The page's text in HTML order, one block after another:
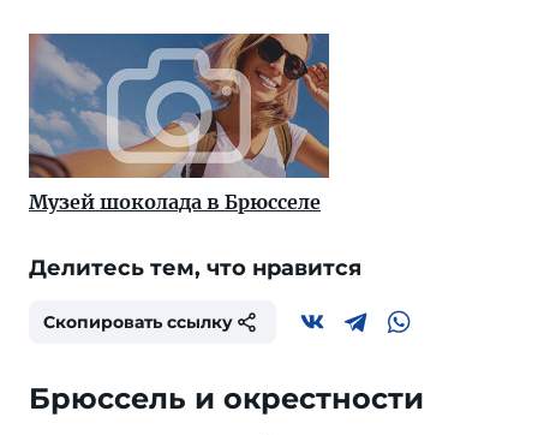
Музей шоколада в Брюсселе
Делитесь тем, что нравится
Скопировать ссылку
Брюссель и окрестности